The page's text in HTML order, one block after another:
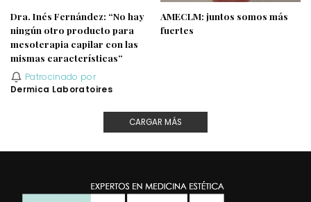
Dra. Inés Fernández: “No hay
ningún otro producto para
mesoterapia capilar con las
mismas características”
Patrocinado por
Dermica Laboratoires
AMECLM: juntos somos más
fuertes
CARGAR MÁS